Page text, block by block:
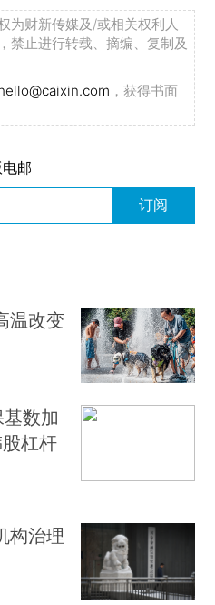
为财新传媒及/或相关权利人
禁止进行转载、摘编、复制及
，获得书面
邮
订阅
温改变
数加
杠杆
构治理